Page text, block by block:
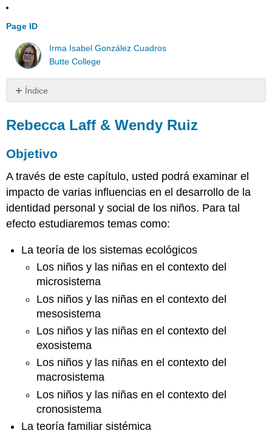
Page ID
Irma Isabel González Cuadros
Butte College
Índice
Laff
&
Ruiz
Objetivo
Introducción
La
Teoría
de
Sistemas
Ecológicos
Los
y
Las
Niñas
Contexto
del
Microsistema
Escenario
El
Rebecca Laff & Wendy Ruiz
Objetivo
A través de este capítulo, usted podrá examinar el
impacto de varias influencias en el desarrollo de la
identidad personal y social de los niños. Para tal
efecto estudiaremos temas como:
La teoría de los sistemas ecológicos
Los niños y las niñas en el contexto del
microsistema
Los niños y las niñas en el contexto del
mesosistema
Los niños y las niñas en el contexto del
exosistema
Los niños y las niñas en el contexto del
macrosistema
Los niños y las niñas en el contexto del
cronosistema
La teoría familiar sistémica